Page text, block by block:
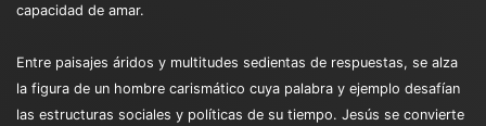
capacidad de amar.
Entre paisajes áridos y multitudes sedientas de respuestas, se alza
la figura de un hombre carismático cuya palabra y ejemplo desafían
las estructuras sociales y políticas de su tiempo. Jesús se convierte